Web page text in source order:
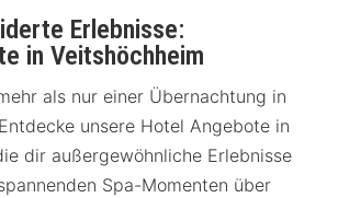
Erlebnisse:
in Veitshöchheim
als nur einer Übernachtung in
unsere Hotel Angebote in
dir außergewöhnliche Erlebnisse
Spa-Momenten über